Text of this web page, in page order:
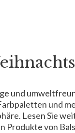
und
und
Lesen Sie
Produkte von